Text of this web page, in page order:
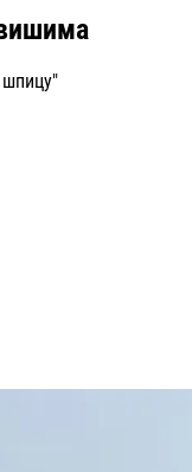
шпицу"